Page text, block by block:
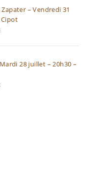
– Vendredi 31
28 juillet – 20h30 –